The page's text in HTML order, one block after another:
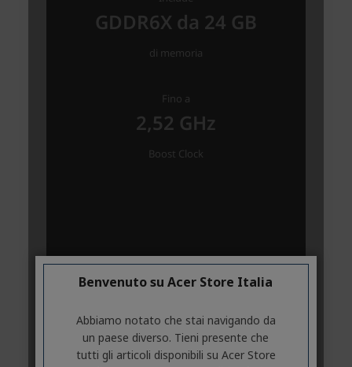
Benvenuto su Acer Store Italia
Abbiamo notato che stai navigando da
un paese diverso. Tieni presente che
tutti gli articoli disponibili su Acer Store